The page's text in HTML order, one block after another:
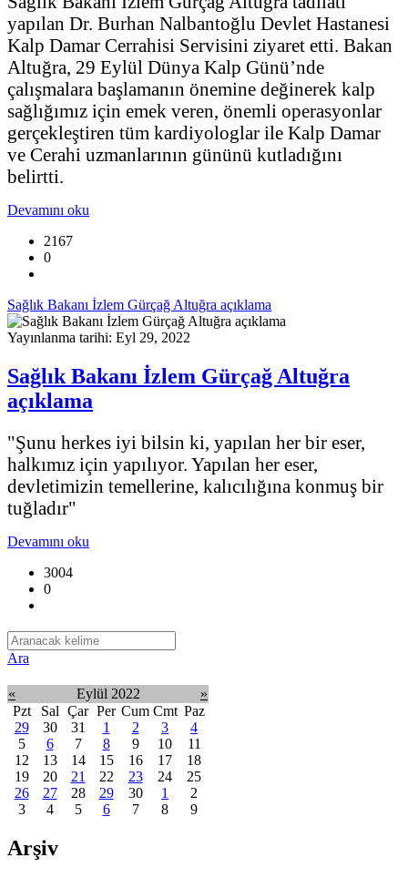
yapılan Dr. Burhan Nalbantoğlu Devlet Hastanesi
Kalp Damar Cerrahisi Servisini ziyaret etti. Bakan
Altuğra, 29 Eylül Dünya Kalp Günü’nde
çalışmalara başlamanın önemine değinerek kalp
sağlığımız için emek veren, önemli operasyonlar
gerçekleştiren tüm kardiyologlar ile Kalp Damar
ve Cerahi uzmanlarının gününü kutladığını
belirtti.
Devamını oku
2167
0
Sağlık Bakanı İzlem Gürçağ Altuğra açıklama
Yayınlanma tarihi: Eyl 29, 2022
Sağlık Bakanı İzlem Gürçağ Altuğra
açıklama
"Şunu herkes iyi bilsin ki, yapılan her bir eser,
halkımız için yapılıyor. Yapılan her eser,
devletimizin temellerine, kalıcılığına konmuş bir
tuğladır"
Devamını oku
3004
0
Ara
« Eylül 2022
»
Pzt
Sal Çar Per Cum Cmt Paz
29
30 31 1 2 3
4
5
6 7 8 9 10
11
12
13 14 15 16 17
18
19
20 21 22 23 24
25
26
27 28 29 30 1
2
3
4 5 6 7 8 9
Arşiv